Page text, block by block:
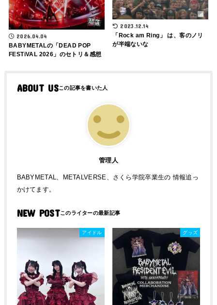
2026.04.04
BABYMETALの「DEAD POP
FESTiVAL 2026」のセトリ＆感想
2023.12.14
「Rock am Ring」 は、客のノリ
が半端ないな
ABOUT US
管理人
BABYMETAL、METALVERSE、さくら学院卒業生の 情報追っ
かけてます。
NEW POST
アイドル グッズ